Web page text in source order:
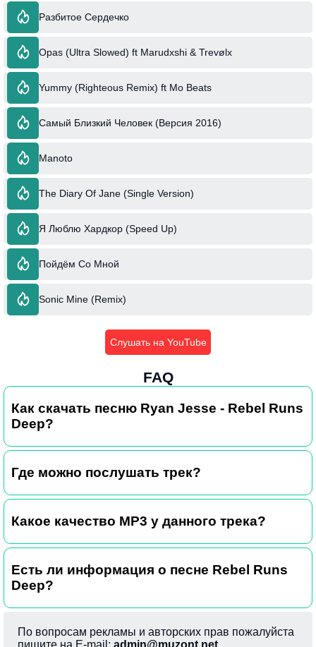
Разбитое Сердечко
Opas (Ultra Slowed) ft Marudxshi & Trevølx
Yummy (Righteous Remix) ft Mo Beats
Самый Близкий Человек (Версия 2016)
Manoto
The Diary Of Jane (Single Version)
Я Люблю Хардкор (Speed Up)
Пойдём Со Мной
Sonic Mine (Remix)
Слушать на YouTube
FAQ
Как скачать песню Ryan Jesse - Rebel Runs
Deep?
Где можно послушать трек?
Какое качество MP3 у данного трека?
Есть ли информация о песне Rebel Runs
Deep?
По вопросам рекламы и авторских прав пожалуйста
пишите на E-mail: admin@muzont.net